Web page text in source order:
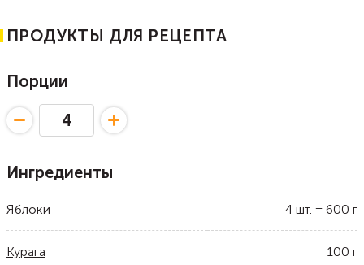
ПРОДУКТЫ ДЛЯ РЕЦЕПТА
Порции
Ингредиенты
Яблоки 4 шт. = 600 г
Курага 100 г